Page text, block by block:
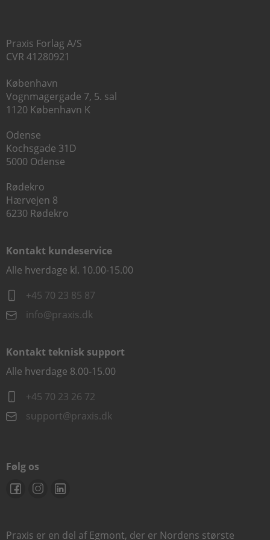
Praxis Forlag A/S
CVR 41280921
København
Vognmagergade 7, 5. sal
1120 København K
Odense
Kochsgade 31D
5000 Odense
Rødekro
Hærvejen 8
6230 Rødekro
Kontakt kundeservice
Alle hverdage kl. 10.00-15.00
+45 70 23 85 87
info@praxis.dk
Kontakt teknisk support
Alle hverdage 8.00-15.00
+45 70 23 26 72
support@praxis.dk
Følg os
Praxis er en del af Egmont, der er Nordens største